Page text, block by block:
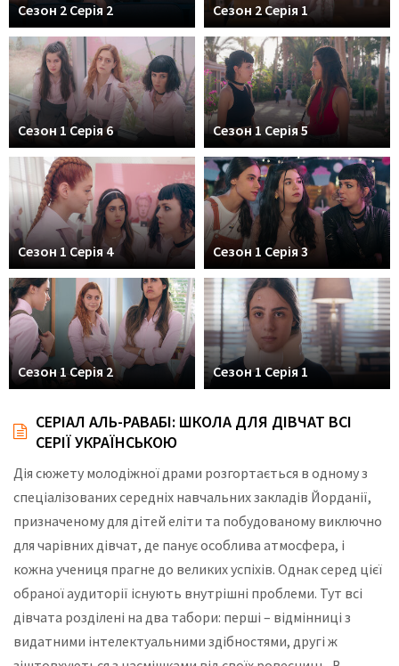
Сезон 2 Серія 2 Сезон 2 Серія 1
Сезон 1 Серія 6 Сезон 1 Серія 5
Сезон 1 Серія 4 Сезон 1 Серія 3
Сезон 1 Серія 2 Сезон 1 Серія 1
СЕРІАЛ АЛЬ-РАВАБІ: ШКОЛА ДЛЯ ДІВЧАТ ВСІ
СЕРІЇ УКРАЇНСЬКОЮ
Дія сюжету молодіжної драми розгортається в одному з
спеціалізованих середніх навчальних закладів Йорданії,
призначеному для дітей еліти та побудованому виключно
для чарівних дівчат, де панує особлива атмосфера, і
кожна учениця прагне до великих успіхів. Однак серед цієї
обраної аудиторії існують внутрішні проблеми. Тут всі
дівчата розділені на два табори: перші – відмінниці з
видатними інтелектуальними здібностями, другі ж